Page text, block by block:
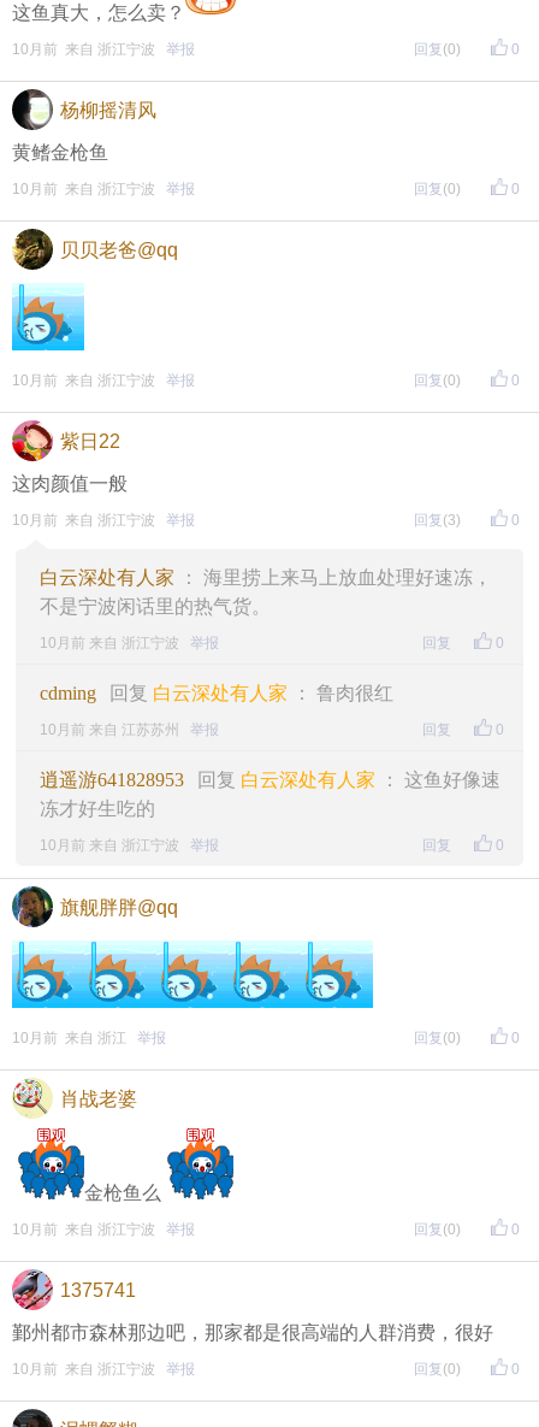
这鱼真大，怎么卖？
0
10月前 来自 浙江宁波 举报 回复 (0)
杨柳摇清风
黄鳍金枪鱼
0
10月前 来自 浙江宁波 举报 回复 (0)
贝贝老爸@qq
0
10月前 来自 浙江宁波 举报 回复 (0)
紫日22
这肉颜值一般
0
10月前 来自 浙江宁波 举报 回复 (3)
白云深处有人家 ： 海里捞上来马上放血处理好速冻，
不是宁波闲话里的热气货。
0
10月前 来自 浙江宁波 举报 回复
cdming 回复 白云深处有人家 ： 鲁肉很红
0
10月前 来自 江苏苏州 举报 回复
逍遥游641828953 回复 白云深处有人家 ： 这鱼好像速
冻才好生吃的
0
10月前 来自 浙江宁波 举报 回复
旗舰胖胖@qq
0
10月前 来自 浙江 举报 回复 (0)
肖战老婆
金枪鱼么
0
10月前 来自 浙江宁波 举报 回复 (0)
1375741
鄞州都市森林那边吧，那家都是很高端的人群消费，很好
0
10月前 来自 浙江宁波 举报 回复 (0)